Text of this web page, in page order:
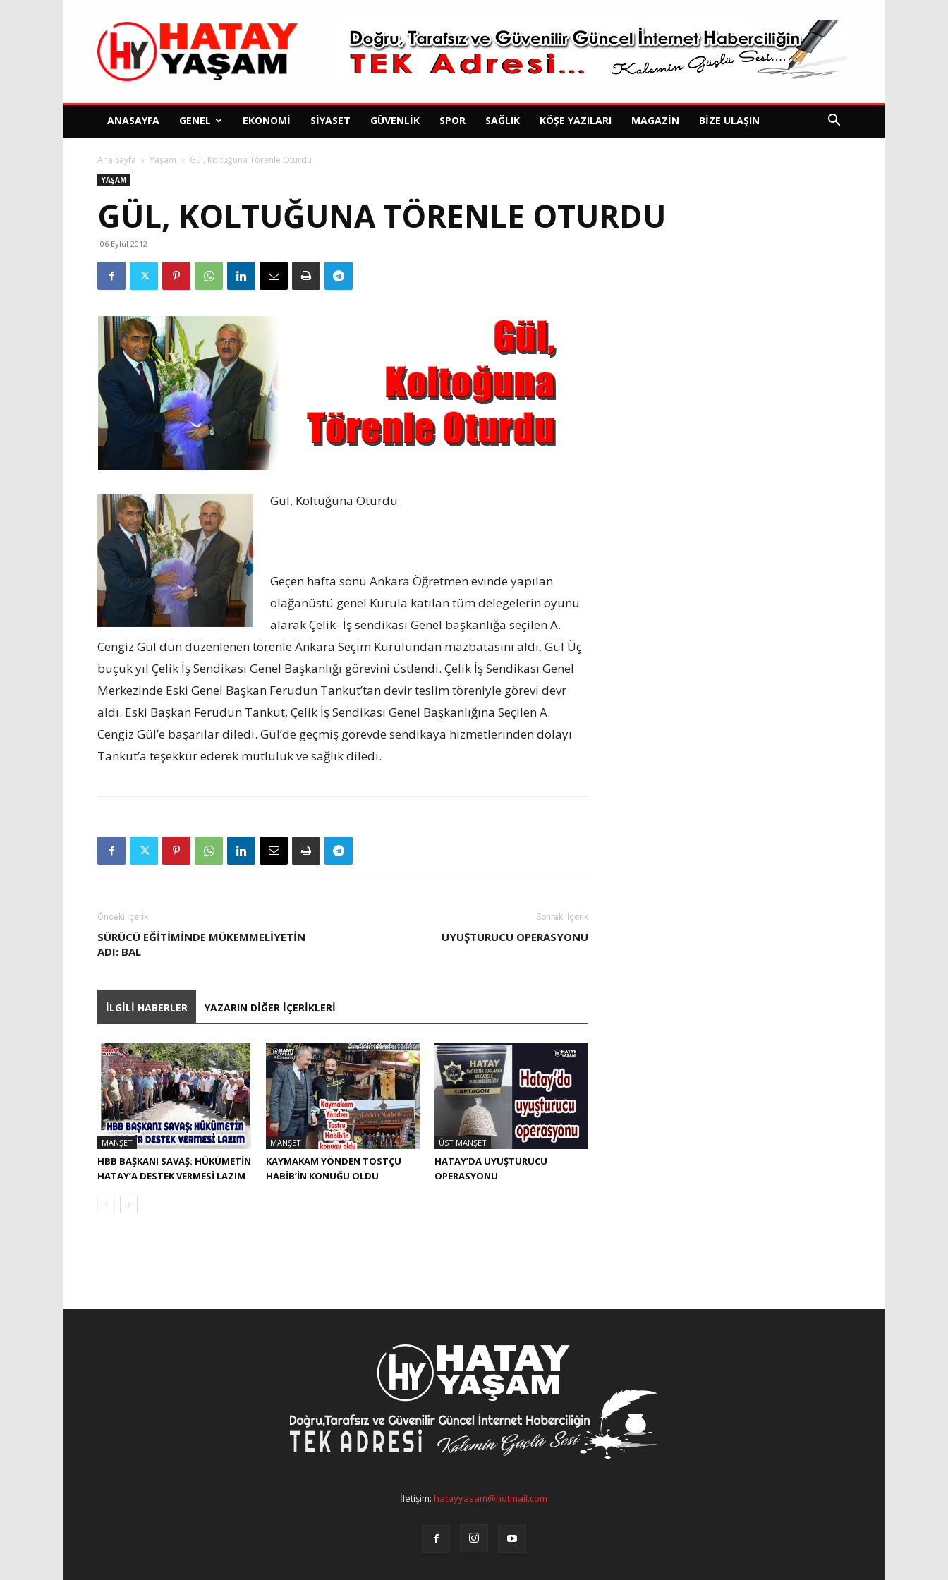
Hatay
Yaşam
Gazetesi
ANASAYFA GENEL EKONOMI SIYASET GÜVENLIK SPOR SAĞLIK KÖŞE YAZILARI MAGAZIN BIZE ULAŞIN
Ana Sayfa Yaşam Gül, Koltuğuna Törenle Oturdu
YAŞAM
GÜL, KOLTUĞUNA TÖRENLE OTURDU
06 Eylül 2012
Gül, Koltuğuna Oturdu
Geçen hafta sonu Ankara Öğretmen evinde yapılan
olağanüstü genel Kurula katılan tüm delegelerin oyunu
alarak Çelik- İş sendikası Genel başkanlığa seçilen A.
Cengiz Gül dün düzenlenen törenle Ankara Seçim Kurulundan mazbatasını aldı. Gül Üç
buçuk yıl Çelik İş Sendikası Genel Başkanlığı görevini üstlendi. Çelik İş Sendikası Genel
Merkezinde Eski Genel Başkan Ferudun Tankut’tan devir teslim töreniyle görevi devr
aldı. Eski Başkan Ferudun Tankut, Çelik İş Sendikası Genel Başkanlığına Seçilen A.
Cengiz Gül’e başarılar diledi. Gül’de geçmiş görevde sendikaya hizmetlerinden dolayı
Tankut’a teşekkür ederek mutluluk ve sağlık diledi.
Önceki İçerik
SÜRÜCÜ EĞITIMINDE MÜKEMMELIYETIN
ADI: BAL
Sonraki İçerik
UYUŞTURUCU OPERASYONU
İLGILI HABERLER YAZARIN DIĞER İÇERIKLERI
MANŞET
HBB BAŞKANI SAVAŞ: HÜKÜMETİN
HATAY’A DESTEK VERMESİ LAZIM
MANŞET
KAYMAKAM YÖNDEN TOSTÇU
HABIB’IN KONUĞU OLDU
ÜST MANŞET
HATAY’DA UYUŞTURUCU
OPERASYONU
İletişim:hatayyasam@hotmail.com